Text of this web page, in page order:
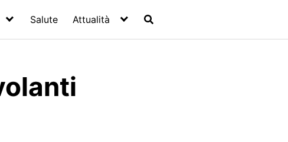
Salute Attualità